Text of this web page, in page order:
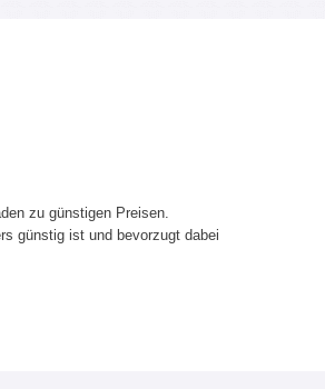
zu günstigen Preisen.
günstig ist und bevorzugt dabei